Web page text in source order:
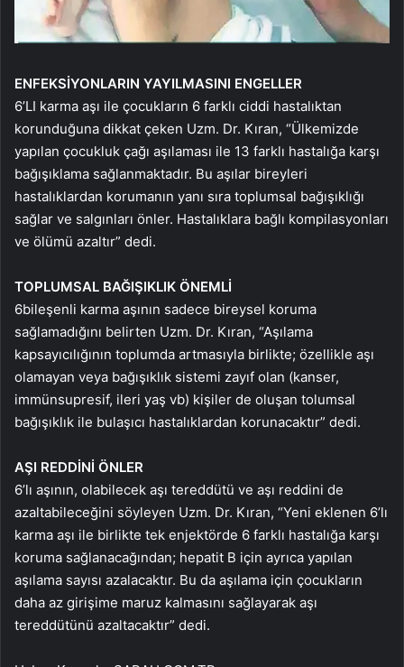
ENFEKSİYONLARIN YAYILMASINI ENGELLER
6’LI karma aşı ile çocukların 6 farklı ciddi hastalıktan
korunduğuna dikkat çeken Uzm. Dr. Kıran, “Ülkemizde
yapılan çocukluk çağı aşılaması ile 13 farklı hastalığa karşı
bağışıklama sağlanmaktadır. Bu aşılar bireyleri
hastalıklardan korumanın yanı sıra toplumsal bağışıklığı
sağlar ve salgınları önler. Hastalıklara bağlı kompilasyonları
ve ölümü azaltır” dedi.
TOPLUMSAL BAĞIŞIKLIK ÖNEMLİ
6bileşenli karma aşının sadece bireysel koruma
sağlamadığını belirten Uzm. Dr. Kıran, “Aşılama
kapsayıcılığının toplumda artmasıyla birlikte; özellikle aşı
olamayan veya bağışıklık sistemi zayıf olan (kanser,
immünsupresif, ileri yaş vb) kişiler de oluşan tolumsal
bağışıklık ile bulaşıcı hastalıklardan korunacaktır” dedi.
AŞI REDDİNİ ÖNLER
6’lı aşının, olabilecek aşı tereddütü ve aşı reddini de
azaltabileceğini söyleyen Uzm. Dr. Kıran, “Yeni eklenen 6’lı
karma aşı ile birlikte tek enjektörde 6 farklı hastalığa karşı
koruma sağlanacağından; hepatit B için ayrıca yapılan
aşılama sayısı azalacaktır. Bu da aşılama için çocukların
daha az girişime maruz kalmasını sağlayarak aşı
tereddütünü azaltacaktır” dedi.